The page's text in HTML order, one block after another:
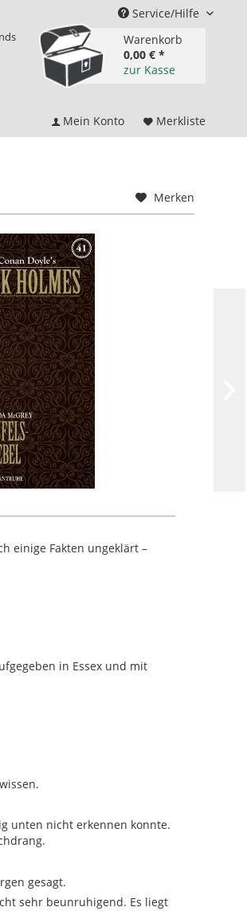
Service/Hilfe
Warenkorb
0,00 € *
zur Kasse
Mein Konto Merkliste
Merken
einige Fakten ungeklärt –
in Essex und mit
unten nicht erkennen konnte.
gesagt.
sehr beunruhigend. Es liegt